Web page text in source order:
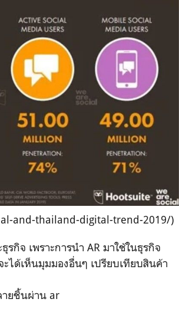
and-thailand-digital-trend-2019/)
กิจ เพราะการนำ AR มาใช้ในธุรกิจ
ได้เห็นมุมมองอื่นๆ เปรียบเทียบสินค้า
ายชิ้นผ่าน ar